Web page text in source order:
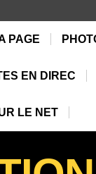
PAGE
EN DIREC
LE NET